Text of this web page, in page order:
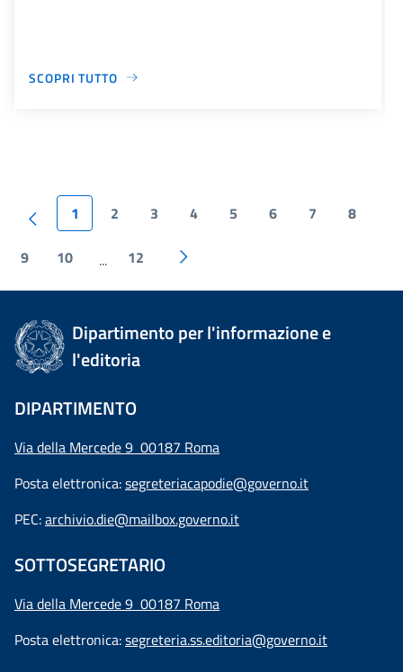
SCOPRI TUTTO
1 2 3 4 5 6 7 8
9 10 ... 12
Dipartimento per l'informazione e
l'editoria
DIPARTIMENTO
Via della Mercede 9 00187 Roma
Posta elettronica:segreteriacapodie@governo.it
PEC:archivio.die@mailbox.governo.it
SOTTOSEGRETARIO
Via della Mercede 9 00187 Roma
Posta elettronica:segreteria.ss.editoria@governo.it